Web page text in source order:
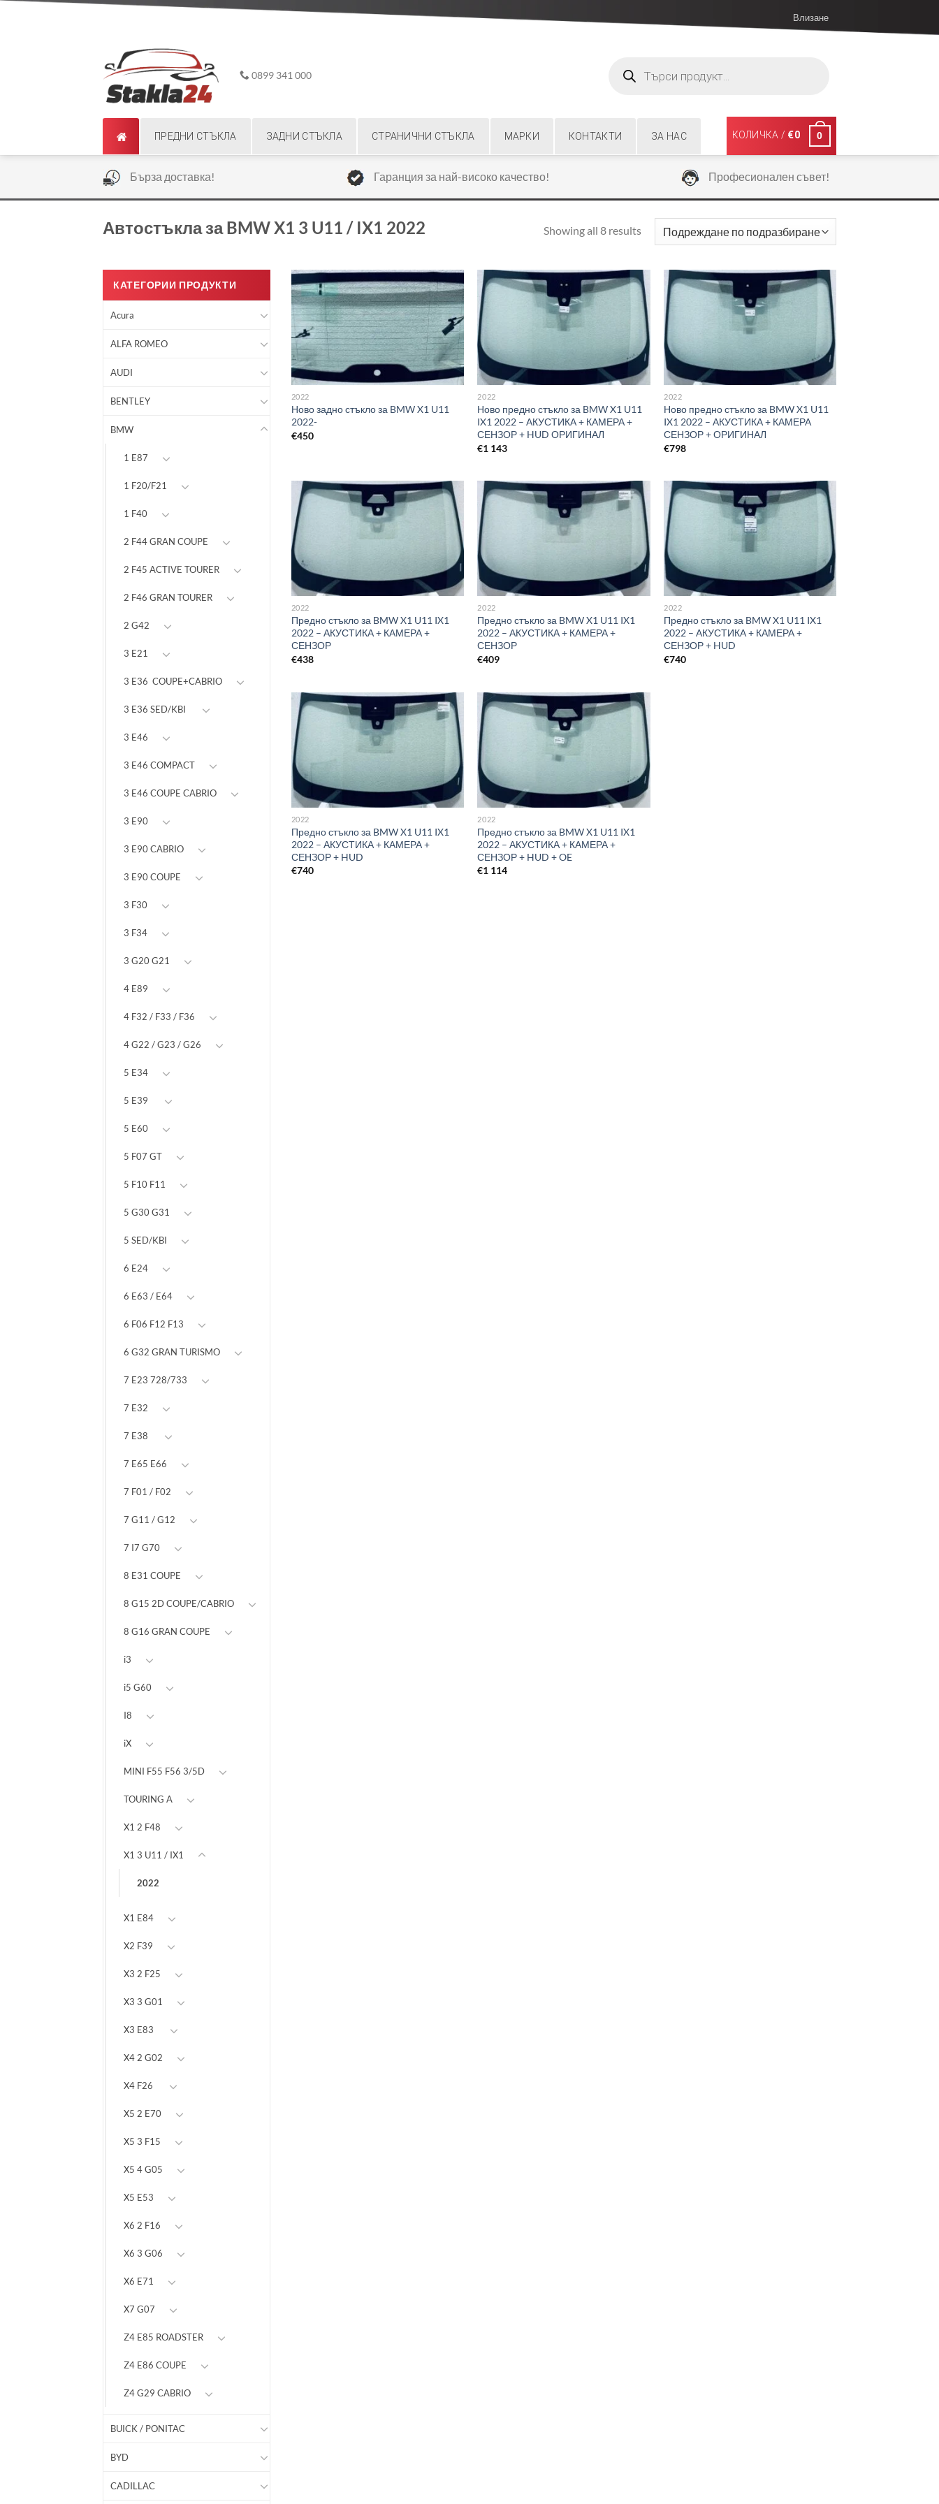
Влизане
0899 341 000
search
ПРЕДНИ СТЪКЛА ЗАДНИ СТЪКЛА СТРАНИЧНИ СТЪКЛА МАРКИ КОНТАКТИ ЗА НАС КОЛИЧКА / €0 0
Бърза доставка! Гаранция за най-високо качество! Професионален съвет!
Автостъкла за BMW X1 3 U11 / IX1 2022 Showing all 8 results
КАТЕГОРИИ ПРОДУКТИ
Acura
ALFA ROMEO
AUDI
BENTLEY
BMW
1 E87
1 F20/F21
1 F40
2 F44 GRAN COUPE
2 F45 ACTIVE TOURER
2 F46 GRAN TOURER
2 G42
3 E21
3 E36 COUPE+CABRIO
3 E36 SED/KBI
3 E46
3 E46 COMPACT
3 E46 COUPE CABRIO
3 E90
3 E90 CABRIO
3 E90 COUPE
3 F30
3 F34
3 G20 G21
4 E89
4 F32 / F33 / F36
4 G22 / G23 / G26
5 E34
5 E39
5 E60
5 F07 GT
5 F10 F11
5 G30 G31
5 SED/KBI
6 E24
6 E63 / E64
6 F06 F12 F13
6 G32 GRAN TURISMO
7 E23 728/733
7 E32
7 E38
7 E65 E66
7 F01 / F02
7 G11 / G12
7 I7 G70
8 E31 COUPE
8 G15 2D COUPE/CABRIO
8 G16 GRAN COUPE
i3
i5 G60
I8
iX
MINI F55 F56 3/5D
TOURING A
X1 2 F48
X1 3 U11 / IX1
2022
X1 E84
X2 F39
X3 2 F25
X3 3 G01
X3 E83
X4 2 G02
X4 F26
X5 2 E70
X5 3 F15
X5 4 G05
X5 E53
X6 2 F16
X6 3 G06
X6 E71
X7 G07
Z4 E85 ROADSTER
Z4 E86 COUPE
Z4 G29 CABRIO
BUICK / PONITAC
BYD
CADILLAC
2022
Ново задно стъкло за BMW X1 U11
2022-
€450
2022
Ново предно стъкло за BMW X1 U11
IX1 2022 – АКУСТИКА + КАМЕРА +
СЕНЗОР + HUD ОРИГИНАЛ
€1 143
2022
Ново предно стъкло за BMW X1 U11
IX1 2022 – АКУСТИКА + КАМЕРА
СЕНЗОР + ОРИГИНАЛ
€798
2022
Предно стъкло за BMW X1 U11 IX1
2022 – АКУСТИКА + КАМЕРА +
СЕНЗОР
€438
2022
Предно стъкло за BMW X1 U11 IX1
2022 – АКУСТИКА + КАМЕРА +
СЕНЗОР
€409
2022
Предно стъкло за BMW X1 U11 IX1
2022 – АКУСТИКА + КАМЕРА +
СЕНЗОР + HUD
€740
2022
Предно стъкло за BMW X1 U11 IX1
2022 – АКУСТИКА + КАМЕРА +
СЕНЗОР + HUD
€740
2022
Предно стъкло за BMW X1 U11 IX1
2022 – АКУСТИКА + КАМЕРА +
СЕНЗОР + HUD + OE
€1 114